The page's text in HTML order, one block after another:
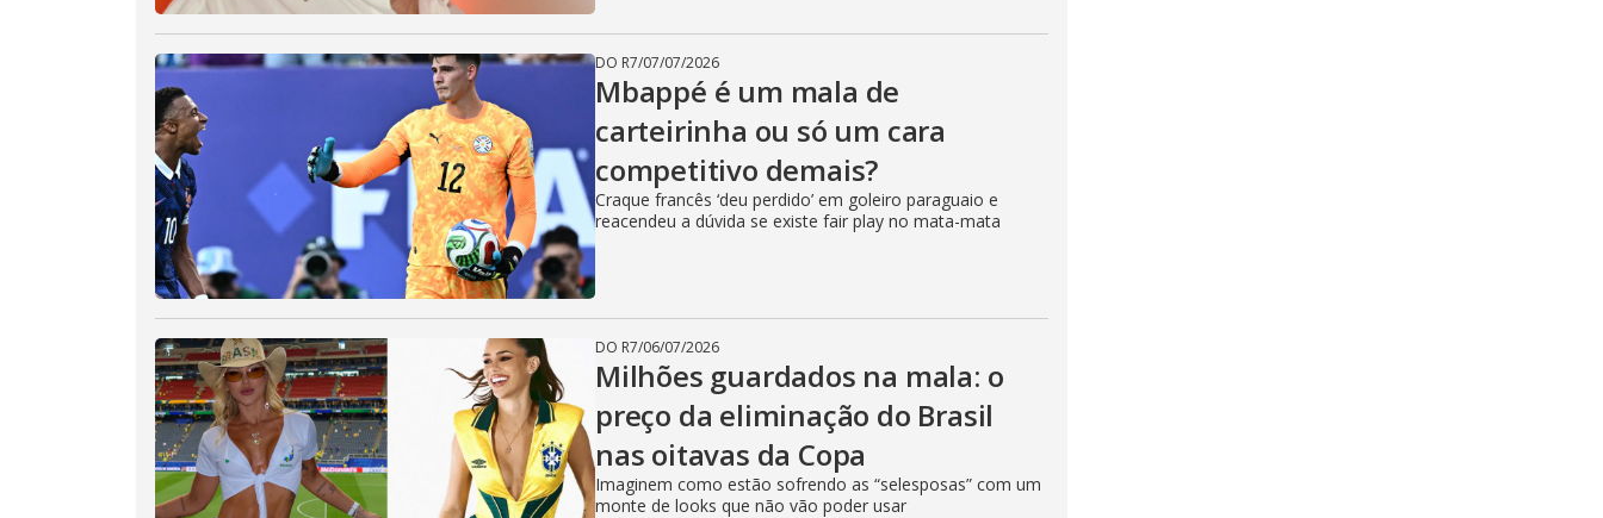
DO R7/07/07/2026
Mbappé é um mala de
carteirinha ou só um cara
competitivo demais?
Craque francês ‘deu perdido’ em goleiro paraguaio e
reacendeu a dúvida se existe fair play no mata-mata
DO R7/06/07/2026
Milhões guardados na mala: o
preço da eliminação do Brasil
nas oitavas da Copa
Imaginem como estão sofrendo as “selesposas” com um
monte de looks que não vão poder usar